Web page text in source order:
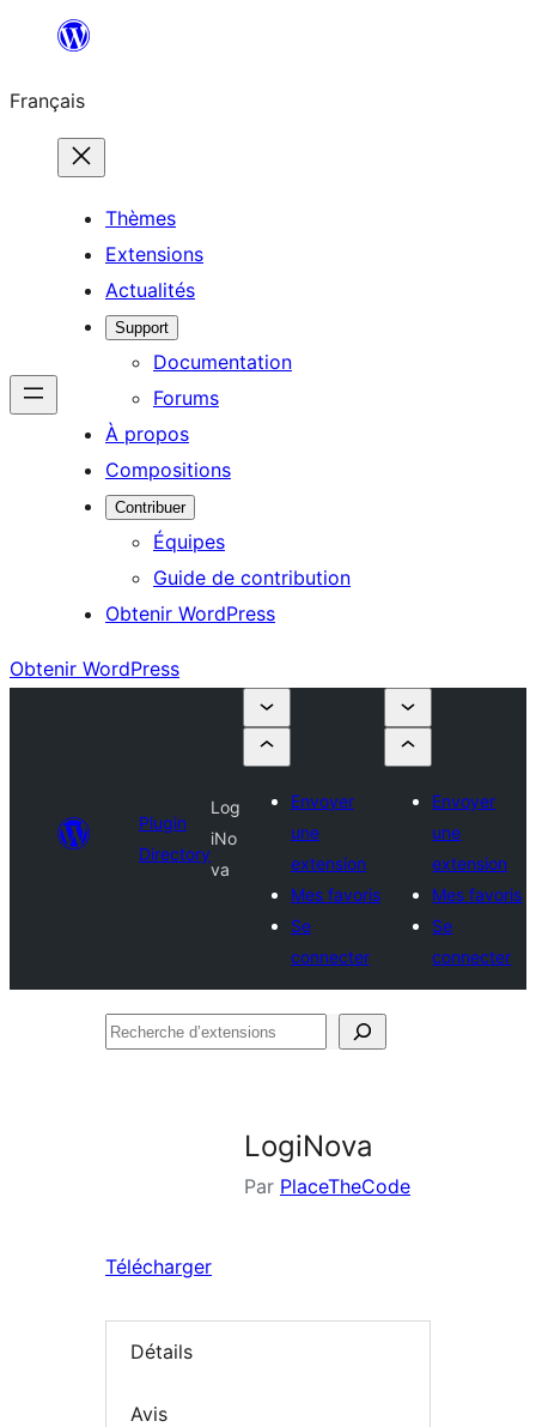
contenu
Français
Thèmes
Extensions
Actualités
Support
Documentation
Forums
À propos
Compositions
Contribuer
Équipes
Guide de contribution
Obtenir WordPress
Obtenir WordPress
Plugin
Directory
Log
iNo
va
Envoyer
une
extension
Mes favoris
Se
connecter
Envoyer
une
extension
Mes favoris
Se
connecter
Recherche
LogiNova
Par PlaceTheCode
Télécharger
Détails
Avis